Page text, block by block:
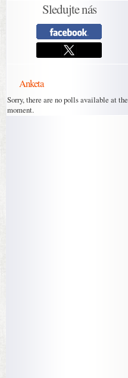
Sledujte nás
Anketa
Sorry, there are no polls available at the
moment.